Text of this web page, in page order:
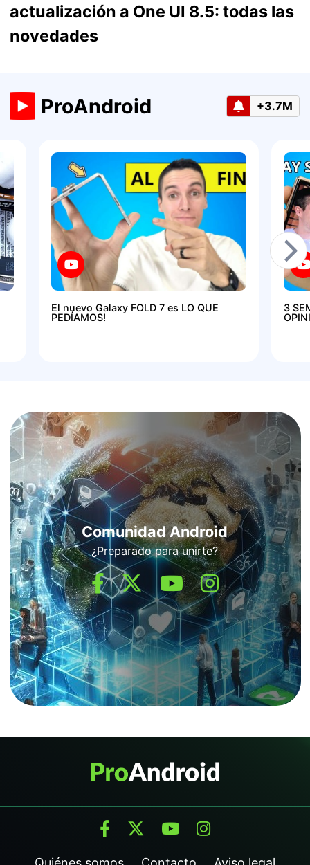
actualización a One UI 8.5: todas las
novedades
ProAndroid +3.7M
El nuevo Galaxy FOLD 7 es LO QUE
PEDÍAMOS!
3
Comunidad Android
¿Preparado para unirte?